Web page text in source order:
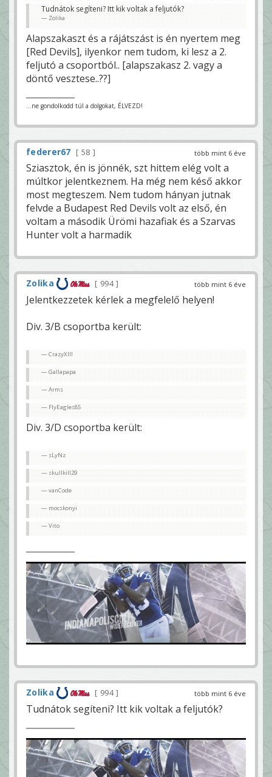
Tudnátok segíteni? Itt kik voltak a feljutók?
Zolika
Alapszakaszt és a rájátszást is én nyertem meg
[Red Devils], ilyenkor nem tudom, ki lesz a 2.
feljutó a csoportból.. [alapszakasz 2. vagy a
döntő vesztese..??]
...ne gondolkodd túl a dolgokat, ÉLVEZD!
több mint 6 éve
federer67 58
Sziasztok, én is jönnék, szt hittem elég volt a
múltkor jelentkeznem. Ha még nem késő akkor
most megteszem. Nem tudom hányan jutnak
felvde a Budapest Red Devils volt az első, én
voltam a második Ürömi hazafiak és a Szarvas
Hunter volt a harmadik
több mint 6 éve
Zolika 994
Jelentkezzetek kérlek a megfelelő helyen!
Div. 3/B csoportba került:
CrazyXIII
Gallapapa
Arms
FlyEagles85
Div. 3/D csoportba került:
sLyNz
skullkill29
vanCode
mocskonyi
Vito
több mint 6 éve
Zolika 994
Tudnátok segíteni? Itt kik voltak a feljutók?